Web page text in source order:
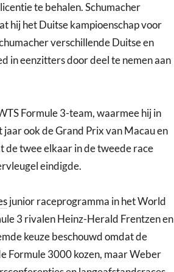
te behalen. Schumacher
hij het Duitse kampioenschap voor
verschillende Duitse en
in eenzitters door deel te nemen aan
Formule 3-team, waarmee hij in
ook de Grand Prix van Macau en
de twee elkaar in de tweede race
eindigde.
junior raceprogramma in het World
3 rivalen Heinz-Herald Frentzen en
keuze beschouwd omdat de
Formule 3000 kozen, maar Weber